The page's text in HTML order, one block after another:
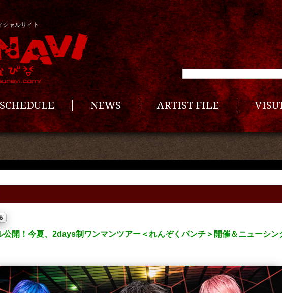
シャルサイト
NEWS ARTIST FILE
公開！今夏、2days制ワンマンツアー＜れんぞくパンチ＞開催＆ニューシン